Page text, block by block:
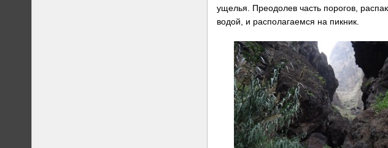
ущелья. Преодолев часть порогов,
водой, и располагаемся на пикник.